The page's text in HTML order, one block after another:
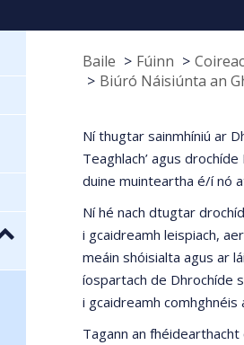
Baile Fúinn
Biúró Náisiúnta an
Ní thugtar sainmhíniú ar
Teaghlach’ agus
duine muinteartha é/í nó
Ní hé nach dtugtar
i gcaidreamh leispiach,
meáin shóisialta agus ar
íospartach de Dhrochíde
i gcaidreamh
Tagann an